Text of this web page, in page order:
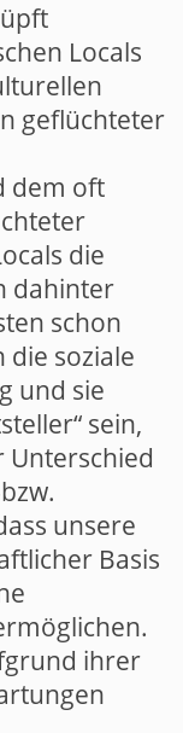
Locals
geflüchteter
dem oft
die
dahinter
schon
die soziale
und sie
sein,
Unterschied
unsere
Basis
ihrer